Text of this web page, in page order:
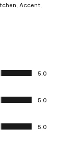
Accent,
5.0
5.0
5.0